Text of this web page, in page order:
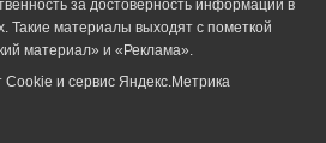
за достоверность информации в
Такие материалы выходят с пометкой
материал» и «Реклама».
Cookie и сервиc Яндекс.Метрика